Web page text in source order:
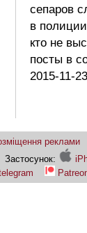
сепаров
в полиции
кто не
посты в
2015-11-
реклами
Застосунок: